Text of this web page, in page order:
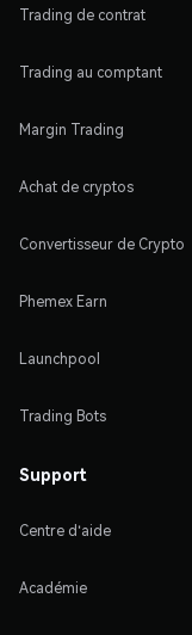
Trading de contrat
Trading au comptant
Margin Trading
Achat de cryptos
Convertisseur de Crypto
Phemex Earn
Launchpool
Trading Bots
Support
Centre d'aide
Académie